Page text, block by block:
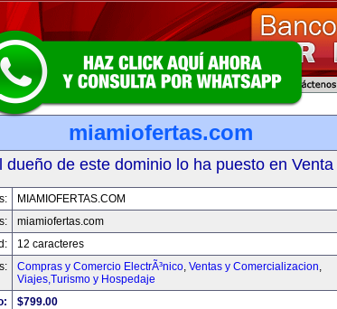
miamiofertas.com
dueño de este dominio lo ha puesto en Venta
MIAMIOFERTAS.COM
miamiofertas.com
12 caracteres
Compras y Comercio ElectrÃ³nico, Ventas y Comercializacion,
Viajes,Turismo y Hospedaje
$799.00